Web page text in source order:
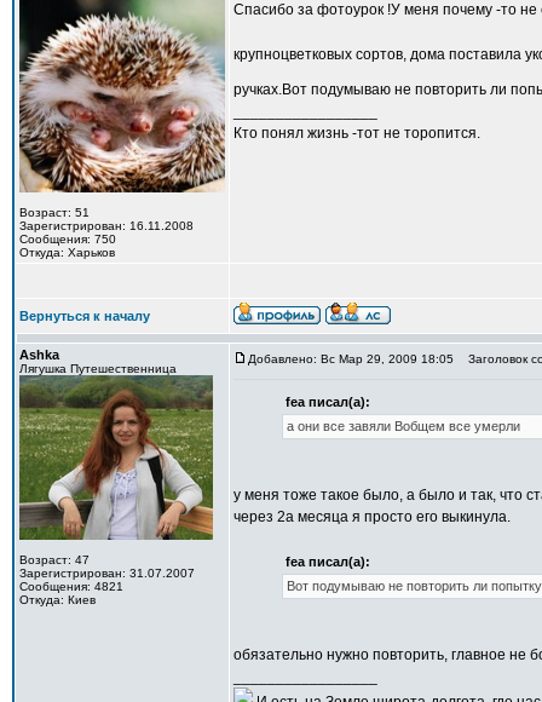
Возраст: 51
Зарегистрирован: 16.11.2008
Сообщения: 750
Откуда: Харьков
Спасибо за фотоурок !У меня почему -то
крупноцветковых сортов, дома поставила
ручках.Вот подумываю не повторить ли
Кто понял жизнь -тот не торопится.
Вернуться к началу
Ashka
Лягушка Путешественница
Возраст: 47
Зарегистрирован: 31.07.2007
Сообщения: 4821
Откуда: Киев
Добавлено: Вс Мар 29, 2009 18:05 Заголовок
fea писал(а):
а они все завяли Вобщем все умерли
у меня тоже такое было, а было и так, что
через 2а месяца я просто его выкинула.
fea писал(а):
Вот подумываю не повторить ли
обязательно нужно повторить, главное не